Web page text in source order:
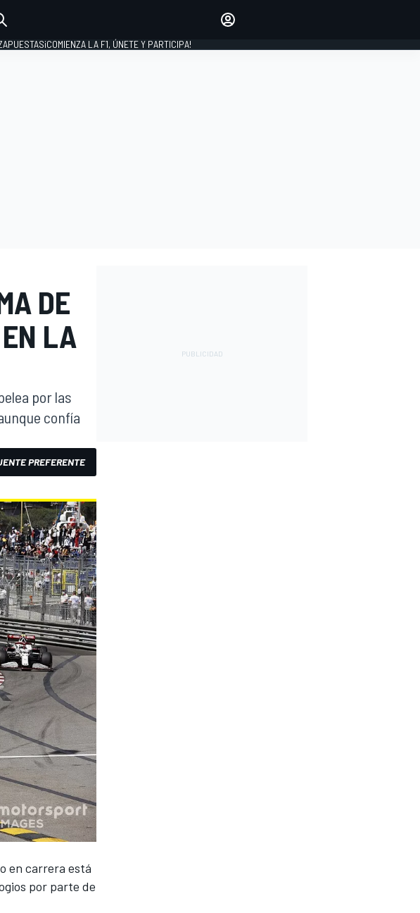
INICIAR SESIÓN
APUESTAS¡COMIENZA LA F1, ÚNETE Y PARTICIPA!
DE
LA
por las
confía
PREFERENTE
en carrera está
por parte de